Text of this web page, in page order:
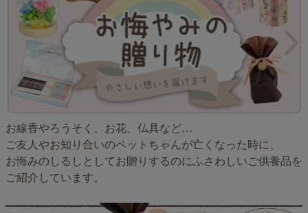
お線香やろうそく、お花、仏具など…
ご友人やお知り合いのペットちゃんが亡くなった時に、
お悔みのしるしとしてお贈りするのにふさわしいご供養品を
ご紹介しています。